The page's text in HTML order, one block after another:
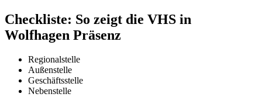
Checkliste: So zeigt die VHS in
Wolfhagen Präsenz
Regionalstelle
Außenstelle
Geschäftsstelle
Nebenstelle